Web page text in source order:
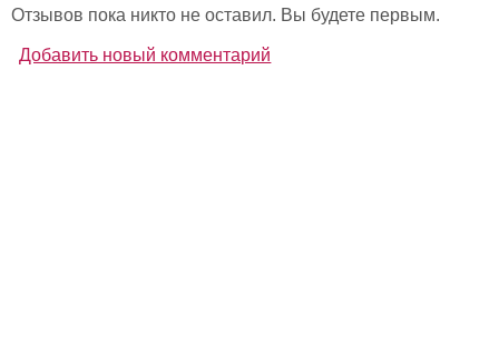
Отзывов пока никто не оставил. Вы будете первым.
Добавить новый комментарий